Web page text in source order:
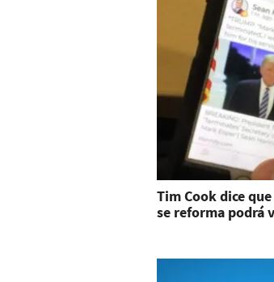
Tim Cook dice
se reforma podrá